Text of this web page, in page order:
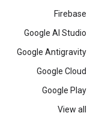
Firebase
Google AI Studio
Google Antigravity
Google Cloud
Google Play
View all